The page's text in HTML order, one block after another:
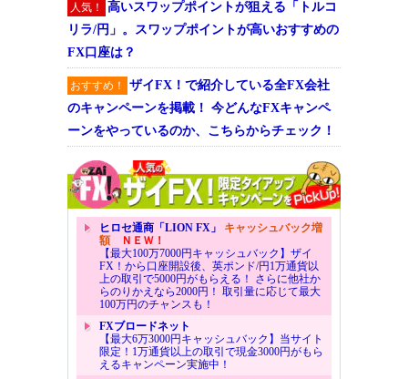
人気！
高いスワップポイントが狙える「トルコ
リラ/円」。スワップポイントが高いおすすめの
FX口座は？
おすすめ！
ザイFX！で紹介している全FX会社
のキャンペーンを掲載！ 今どんなFXキャンペ
ーンをやっているのか、こちらからチェック！
ヒロセ通商「LION FX」 キャッシュバック増
額ＮＥＷ！
【最大100万7000円キャッシュバック】ザイ
FX！から口座開設後、英ポンド/円1万通貨以
上の取引で5000円がもらえる！ さらに他社か
らのりかえなら2000円！ 取引量に応じて最大
100万円のチャンスも！
FXブロードネット
【最大6万3000円キャッシュバック】当サイト
限定！1万通貨以上の取引で現金3000円がもら
えるキャンペーン実施中！